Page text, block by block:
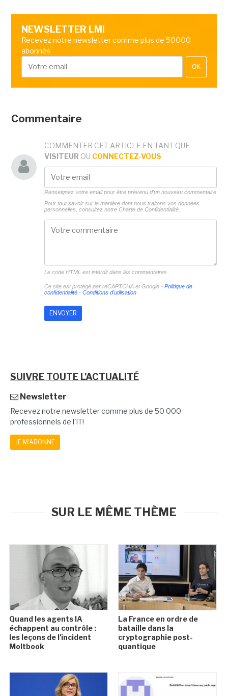
NEWSLETTER LMI
Recevez notre newsletter comme plus de 50000
abonnés
OK
Commentaire
COMMENTER CET ARTICLE EN TANT QUE
VISITEUR OU CONNECTEZ-VOUS
Renseignez votre email pour être prévenu d'un nouveau commentaire
Pour tout savoir sur la manière dont nous traitons vos données
personnelles, consultez notre Charte de Confidentialité.
Le code HTML est interdit dans les commentaires
Ce site est protégé par reCAPTCHA et Google - Politique de
confidentialité- Conditions d'utilisation
SUIVRE TOUTE L'ACTUALITÉ
Newsletter
Recevez notre newsletter comme plus de 50 000
professionnels de l'IT!
JE M'ABONNE
SUR LE MÊME THÈME
Quand les agents IA
échappent au contrôle :
les leçons de l'incident
Moltbook
La France en ordre de
bataille dans la
cryptographie post-
quantique